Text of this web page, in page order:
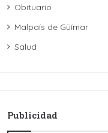
Obituario
Malpaís de Güímar
Salud
Publicidad